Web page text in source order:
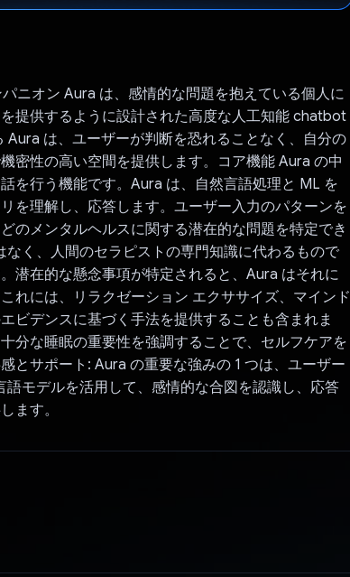
ニオン Aura は、感情的な問題を抱えている個人に
提供するように設計された高度な人工知能 chatbot
Aura は、ユーザーが判断を恐れることなく、自分の
密性の高い空間を提供します。コア機能 Aura の中
を行う機能です。Aura は、自然言語処理と ML を
を理解し、応答します。ユーザー入力のパターンを
のメンタルヘルスに関する潜在的な問題を特定でき
く、人間のセラピストの専門知識に代わるもので
潜在的な懸念事項が特定されると、Aura はそれに
れには、リラクゼーション エクササイズ、マインド
ビデンスに基づく手法を提供することも含まれま
分な睡眠の重要性を強調することで、セルフケアを
とサポート: Aura の重要な強みの 1 つは、ユーザー
モデルを活用して、感情的な合図を認識し、応答
ます。